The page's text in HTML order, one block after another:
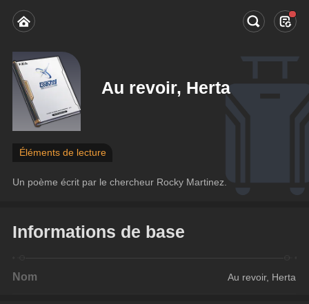
Au revoir, Herta
Éléments de lecture
Un poème écrit par le chercheur Rocky Martinez.
Informations de base
Nom Au revoir, Herta